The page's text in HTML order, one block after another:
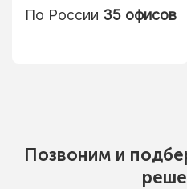
По России 35 офисов
Позвоним и